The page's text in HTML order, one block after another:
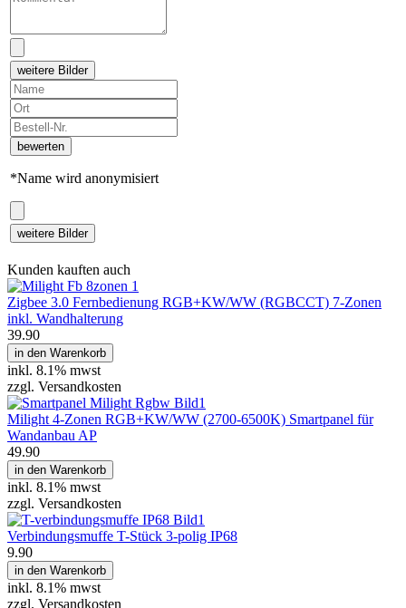
weitere Bilder
bewerten
*Name wird anonymisiert
weitere Bilder
Kunden kauften auch
Zigbee 3.0 Fernbedienung RGB+KW/WW (RGBCCT) 7-Zonen
inkl. Wandhalterung
39.90
in den Warenkorb
inkl. 8.1% mwst
zzgl. Versandkosten
Milight 4-Zonen RGB+KW/WW (2700-6500K) Smartpanel für
Wandanbau AP
49.90
in den Warenkorb
inkl. 8.1% mwst
zzgl. Versandkosten
Verbindungsmuffe T-Stück 3-polig IP68
9.90
in den Warenkorb
inkl. 8.1% mwst
zzgl. Versandkosten